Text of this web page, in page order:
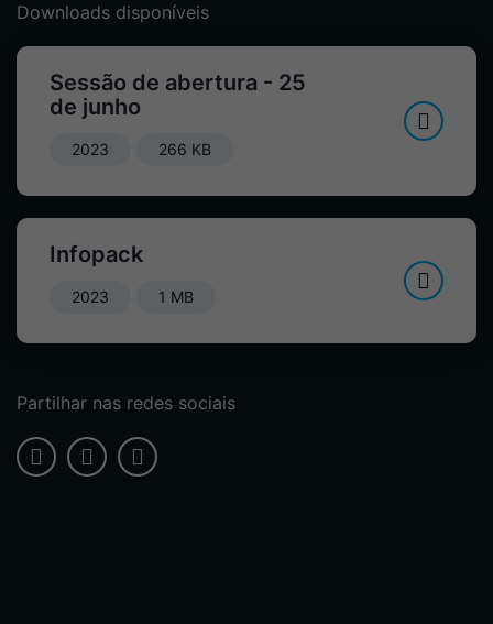
Downloads disponíveis
Sessão de abertura - 25
de junho
2023 266 KB
Infopack
2023 1 MB
Partilhar nas redes sociais